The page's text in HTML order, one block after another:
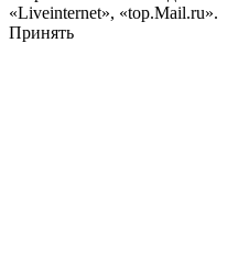
«Liveinternet», «top.Mail.ru».
Принять